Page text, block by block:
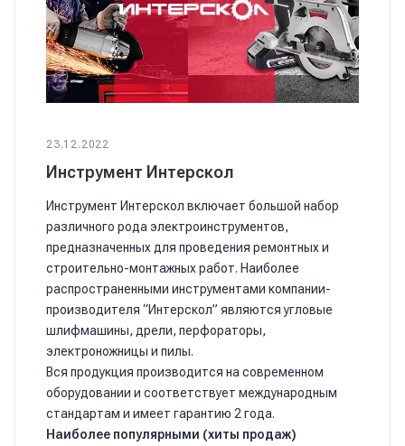
23.12.2022
Инструмент Интерскол
Инструмент Интерскол включает большой набор
различного рода электроинструментов,
предназначенных для проведения ремонтных и
строительно-монтажных работ. Наиболее
распространенными инструментами компании-
производителя “Интерскол” являются угловые
шлифмашины, дрели, перфораторы,
электроножницы и пилы.
Вся продукция производится на современном
оборудовании и соответствует международным
стандартам и имеет гарантию 2 года.
Наиболее популярными (хиты продаж)